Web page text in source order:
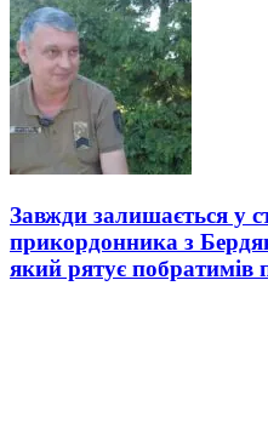
Завжди залишається у
прикордонника з
який рятує побратимів